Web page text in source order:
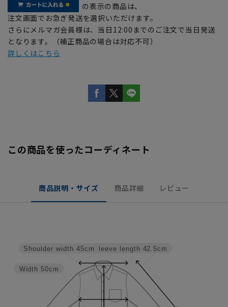
の表示の商品は、
注文画面でお急ぎ発送を選択いただけます。
さらにメルマガ会員様は、当日12:00までのご注文で当日発送
となります。（補正商品の場合は対応不可）
詳しくはこちら
この商品を使ったコーディネート
商品説明・サイズ 商品詳細 レビュー
Sleeve length 42.5cm
Width 50cm
Shoulder width 45cm